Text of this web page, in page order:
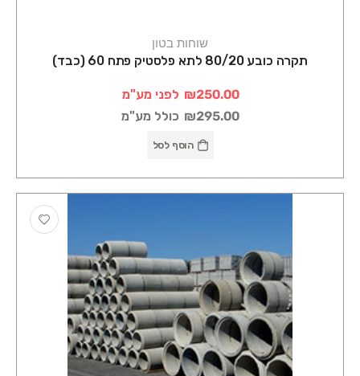
שוחות בטון
תקרה כובע 80/20 לתא פלסטיק פתח 60 (כבד)
₪250.00 לפני מע"מ
₪295.00 כולל מע"מ
הוסף לסל